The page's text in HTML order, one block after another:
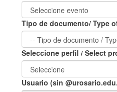
Tipo de documento/ Type
Seleccione perfil / Select
Usuario (sin